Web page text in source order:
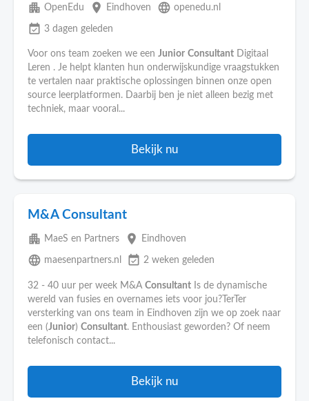
apartment OpenEdu place Eindhoven language openedu.nl
event_available 3 dagen geleden
Voor ons team zoeken we een Junior Consultant Digitaal
Leren . Je helpt klanten hun onderwijskundige vraagstukken
te vertalen naar praktische oplossingen binnen onze open
source leerplatformen. Daarbij ben je niet alleen bezig met
techniek, maar vooral...
Bekijk nu
M&A Consultant
apartment MaeS en Partners place Eindhoven
language maesenpartners.nl event_available 2 weken geleden
32 - 40 uur per week M&A Consultant Is de dynamische
wereld van fusies en overnames iets voor jou?TerTer
versterking van ons team in Eindhoven zijn we op zoek naar
een (Junior) Consultant. Enthousiast geworden? Of neem
telefonisch contact...
Bekijk nu